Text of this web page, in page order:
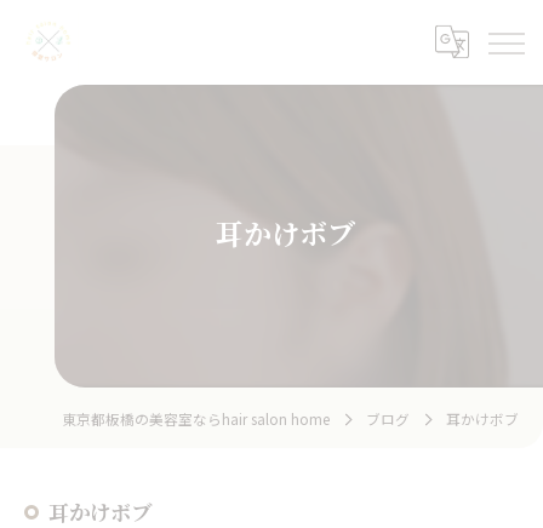
耳かけボブ
東京都板橋の美容室ならhair salon home ブログ 耳かけボブ
耳かけボブ